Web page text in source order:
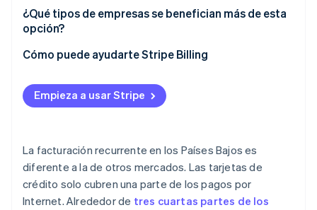
Vinculación, pago y renovaciones
Orden de domiciliación del mandato
Cumplimiento de la normativa y notificaciones
Reintentos y reembolsos
¿Qué tipos de empresas se benefician más de esta
opción?
Cómo puede ayudarte Stripe Billing
Empieza a usar Stripe
La facturación recurrente en los Países Bajos es
diferente a la de otros mercados. Las tarjetas de
crédito solo cubren una parte de los pagos por
Internet. Alrededor de tres cuartas partes de los